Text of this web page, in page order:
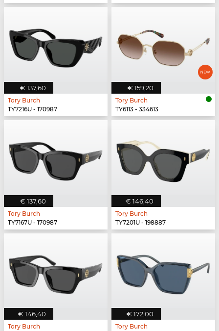
€ 137,60
Tory Burch
TY7216U - 170987
€ 159,20
Tory Burch
TY6113 - 334613
€ 137,60
Tory Burch
TY7167U - 170987
€ 146,40
Tory Burch
TY7201U - 198887
€ 146,40
Tory Burch
€ 172,00
Tory Burch